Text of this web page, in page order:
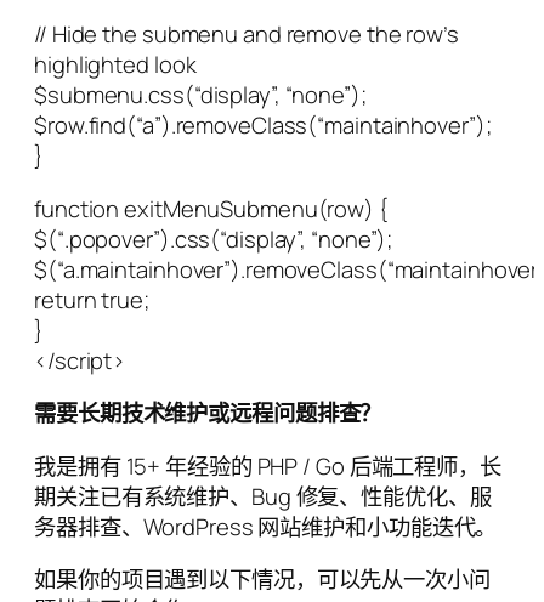
// Hide the submenu and remove the row’s
highlighted look
$submenu.css(“display”, “none”);
$row.find(“a”).removeClass(“maintainhover”);
}
function exitMenuSubmenu(row) {
$(“.popover”).css(“display”, “none”);
return true;
}
</script>
需要长期技术维护或远程问题排查？
我是拥有 15+ 年经验的 PHP / Go 后端工程师，长
期关注已有系统维护、Bug 修复、性能优化、服
务器排查、WordPress 网站维护和小功能迭代。
如果你的项目遇到以下情况，可以先从一次小问